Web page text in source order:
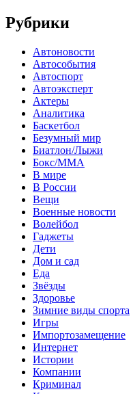
Рубрики
Автоновости
Автособытия
Автоспорт
Автоэксперт
Актеры
Аналитика
Баскетбол
Безумный мир
Биатлон/Лыжи
Бокс/MMA
В мире
В России
Вещи
Военные новости
Волейбол
Гаджеты
Дети
Дом и сад
Еда
Звёзды
Здоровье
Зимние виды спорта
Игры
Импортозамещение
Интернет
Истории
Компании
Криминал